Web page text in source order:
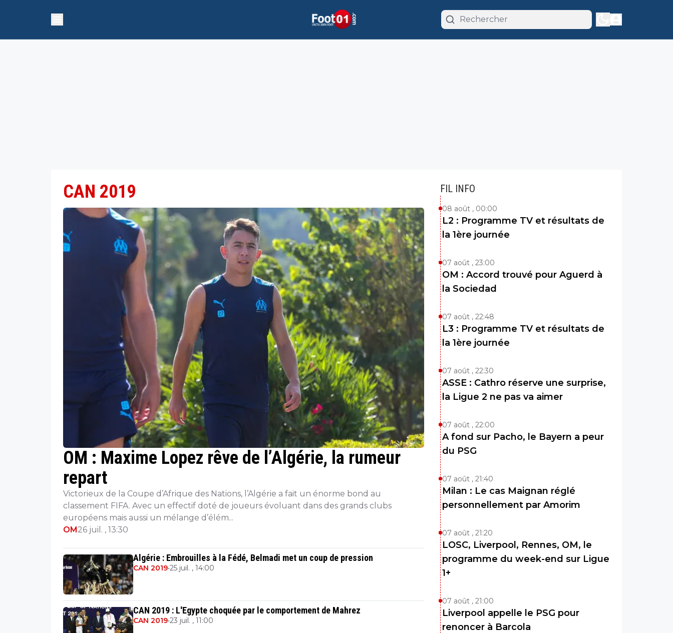
CAN 2019
OM : Maxime Lopez rêve de l’Algérie, la rumeur
repart
Victorieux de la Coupe d’Afrique des Nations, l’Algérie a fait un énorme bond au
classement FIFA. Avec un effectif doté de joueurs évoluant dans des grands clubs
européens mais aussi un mélange d’élém...
OM26 juil. , 13:30
Algérie : Embrouilles à la Fédé, Belmadi met un coup de pression
CAN 2019•25 juil. , 14:00
CAN 2019 : L'Egypte choquée par le comportement de Mahrez
CAN 2019•23 juil. , 11:00
FIL INFO
08 août , 00:00
L2 : Programme TV et résultats de
la 1ère journée
07 août , 23:00
OM : Accord trouvé pour Aguerd à
la Sociedad
07 août , 22:48
L3 : Programme TV et résultats de
la 1ère journée
07 août , 22:30
ASSE : Cathro réserve une surprise,
la Ligue 2 ne pas va aimer
07 août , 22:00
A fond sur Pacho, le Bayern a peur
du PSG
07 août , 21:40
Milan : Le cas Maignan réglé
personnellement par Amorim
07 août , 21:20
LOSC, Liverpool, Rennes, OM, le
programme du week-end sur Ligue
1+
07 août , 21:00
Liverpool appelle le PSG pour
renoncer à Barcola